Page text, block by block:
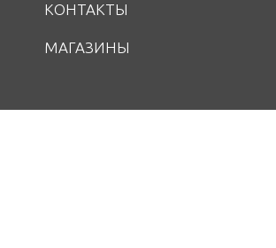
КОНТАКТЫ
МАГАЗИНЫ